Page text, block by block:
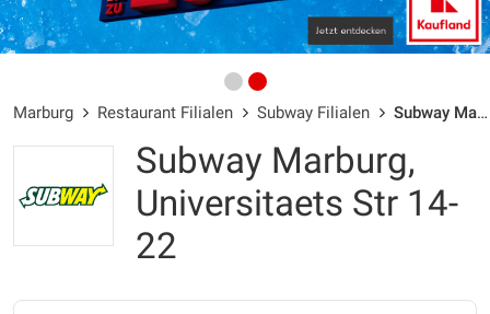
Marburg Restaurant Filialen Subway Filialen Subway Marburg / Universitaets Str 14-22 - Öffnungszeiten & Adresse
Subway Marburg,
Universitaets Str 14-
22